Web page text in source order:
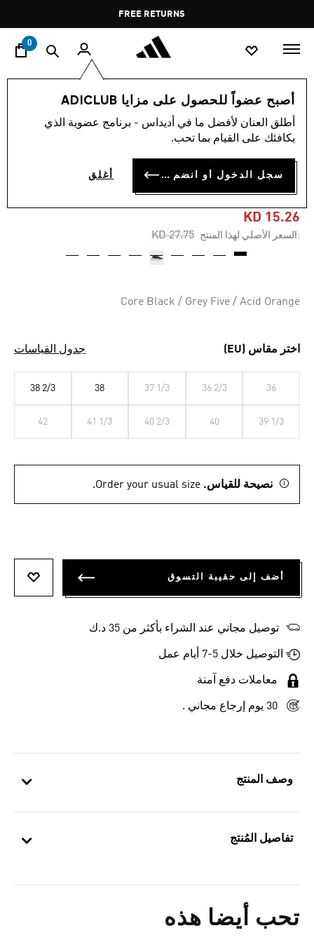
Pause
promotion
rotation
FREE RETURNS
0
أصبح عضواً للحصول على مزايا ADICLUB
أطلق العنان لأفضل ما في أديداس - برنامج عضوية الذي
يكافئك على القيام بما تحب.
سجل الدخول أو انضم الآن أغلق
وصف المنتج
تفاصيل المُنتج
تحب أيضا هذه
النساء
-45%
حذاء OZELLE CLOUDFOAM
LIFESTYLE RUNNING
KD 15.26
:السعر الأصلي لهذا المنتج Price reduced from
KD 27.75
to
Core Black / Grey Five / Acid Orange
اختر مقاس (EU) جدول القياسات
36
36 2/3
37 1/3
38
38 2/3
39 1/3
40
40 2/3
41 1/3
42
نصيحة للقياس. Order your usual size.
أضف إلى حقيبة التسوق
توصيل مجاني عند الشراء بأكثر من 35 د.ك
التوصيل خلال 5-7 أيام عمل
معاملات دفع آمنة